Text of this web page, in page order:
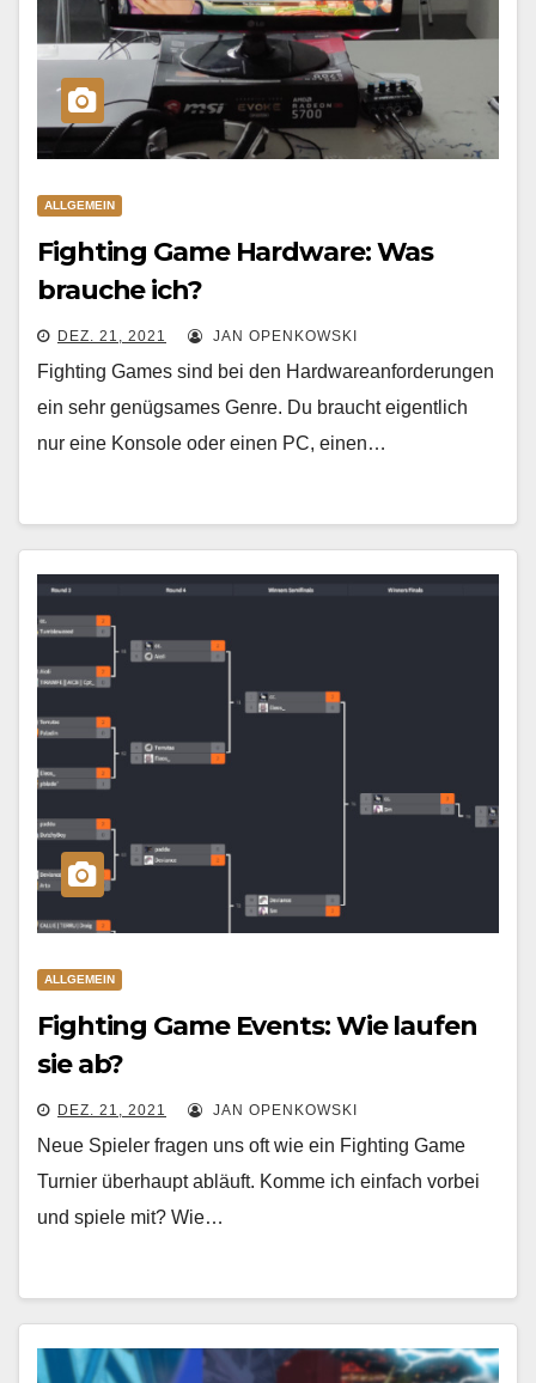
ALLGEMEIN
Fighting Game Hardware: Was
brauche ich?
DEZ. 21, 2021 JAN OPENKOWSKI
Fighting Games sind bei den Hardwareanforderungen
ein sehr genügsames Genre. Du braucht eigentlich
nur eine Konsole oder einen PC, einen…
ALLGEMEIN
Fighting Game Events: Wie laufen
sie ab?
DEZ. 21, 2021 JAN OPENKOWSKI
Neue Spieler fragen uns oft wie ein Fighting Game
Turnier überhaupt abläuft. Komme ich einfach vorbei
und spiele mit? Wie…